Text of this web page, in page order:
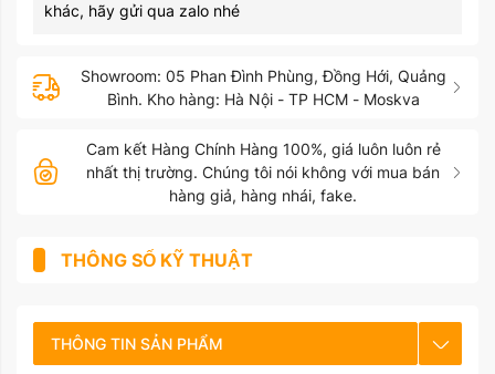
khác, hãy gửi qua zalo nhé
Showroom: 05 Phan Đình Phùng, Đồng Hới, Quảng
Bình. Kho hàng: Hà Nội - TP HCM - Moskva
Cam kết Hàng Chính Hàng 100%, giá luôn luôn rẻ
nhất thị trường. Chúng tôi nói không với mua bán
hàng giả, hàng nhái, fake.
THÔNG SỐ KỸ THUẬT
THÔNG TIN SẢN PHẨM